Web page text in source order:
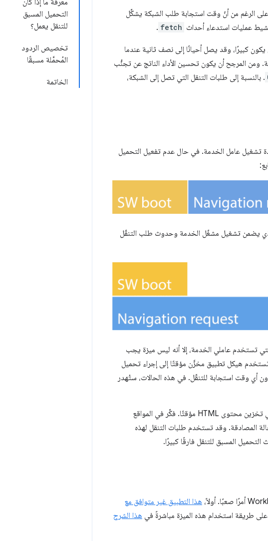
معرفة ما إذا كان
التحميل المسبق
للتنقل يعمل؟
تخصيص الردود
المُحمَّلة مسبقًا
الخاتمة
الرغم من أنّ وقت استجابة طلب الشبكة يشكِّل
عمليات استدعاء أحداث fetch
.
كبيرًا، وقد يصل أحيانًا إلى نصف ثانية عندما
ومن المرجح أن يكون تحسين الأداء الناتج عن تجنُّب
. بالنسبة إلى طلبات التنقل التي تصل إلى الشبكة،
تشغيل عامل الخدمة. في حال عدم تفعيل التحميل
يضمن تشغيل مشغّل الخدمة وحدوث طلب التنقّل
التي تستخدم عاملي الخدمة، إلا أنه ليس ميزة يجب
تستخدم هيكل تطبيق مخزَّن مؤقتًا إلى إجراء تحميل
أي وقت استجابة للتنقّل. في هذه الحالات، ستُهدر
أفضل وقت لاستخدام التحميل المُسبق للتنقّل هو عندما يتعذّر على الموقع الإلكتروني تخزين محتوى HTML مؤقتًا. فكِّر في المواقع
المصادقة. وقد تستخدم طلبات التنقل لهذه
المسبق للتنقل فارقًا كبيرًا.
هذا التطبيق غير متوافق مع
طريقة استخدام هذه الميزة مباشرةً في هذا الشرح